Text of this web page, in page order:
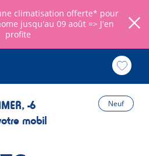
climatisation offerte* pour
jusqu'au 09 août => J'en
profite
Neuf
-6
mobil